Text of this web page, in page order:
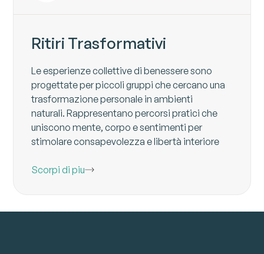
Ritiri Trasformativi
Le esperienze collettive di benessere sono
progettate per piccoli gruppi che cercano una
trasformazione personale in ambienti
naturali. Rappresentano percorsi pratici che
uniscono mente, corpo e sentimenti per
stimolare consapevolezza e libertà interiore
Scorpi di piu